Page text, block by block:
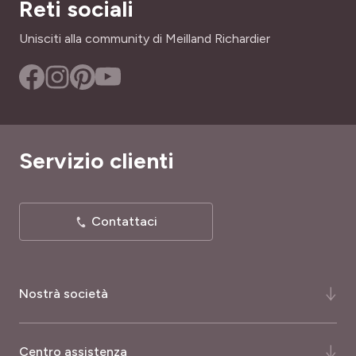
Reti sociali
Unisciti alla community di Meilland Richardier
Nostrà società
Centro assistenza
Servizio clienti
Contattaci